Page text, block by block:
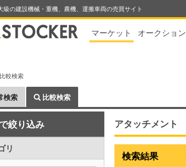
級の建設機械・重機、農機、運搬車両の売買サイト
マーケット オークション
比較検索
検索 比較検索
絞り込み
リ
アタッチメント
検索結果